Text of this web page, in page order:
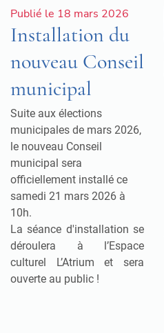
Publié le 18 mars 2026
Installation du
nouveau Conseil
municipal
Suite aux élections
municipales de mars 2026,
le nouveau Conseil
municipal sera
officiellement installé ce
samedi 21 mars 2026 à
10h.
La séance d'installation se
déroulera à l’Espace
culturel L’Atrium et sera
ouverte au public !